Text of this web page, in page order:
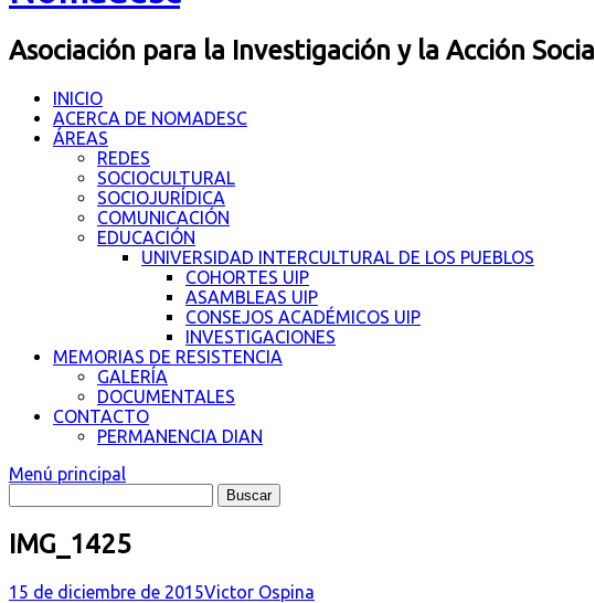
Asociación para la Investigación y la Acción
INICIO
ACERCA DE NOMADESC
ÁREAS
REDES
SOCIOCULTURAL
SOCIOJURÍDICA
COMUNICACIÓN
EDUCACIÓN
UNIVERSIDAD INTERCULTURAL DE LOS PUEBLOS
COHORTES UIP
ASAMBLEAS UIP
CONSEJOS ACADÉMICOS UIP
INVESTIGACIONES
MEMORIAS DE RESISTENCIA
GALERÍA
DOCUMENTALES
CONTACTO
PERMANENCIA DIAN
Menú principal
IMG_1425
15 de diciembre de 2015Victor Ospina